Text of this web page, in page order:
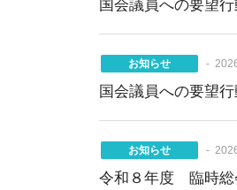
国会議員への要望
お知らせ
国会議員への要望
お知らせ
令和８年度 臨時総